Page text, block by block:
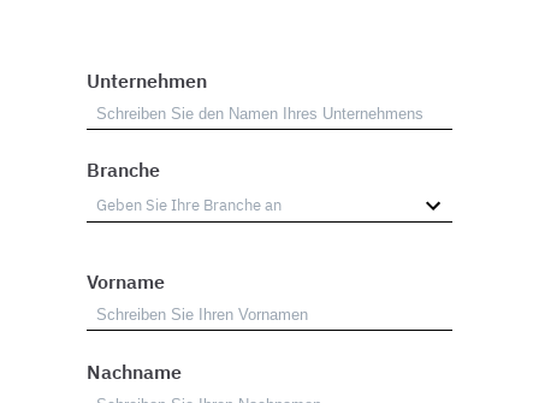
Unternehmen
Branche
Vorname
Nachname